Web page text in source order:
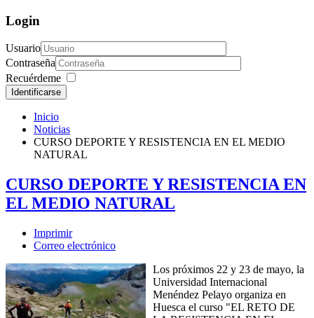
Login
Usuario
Contraseña
Recuérdeme
Identificarse
Inicio
Noticias
CURSO DEPORTE Y RESISTENCIA EN EL MEDIO
NATURAL
CURSO DEPORTE Y RESISTENCIA EN
EL MEDIO NATURAL
Imprimir
Correo electrónico
Los próximos 22 y 23 de mayo, la
Universidad Internacional
Menéndez Pelayo organiza en
Huesca el curso "EL RETO DE